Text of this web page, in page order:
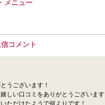
メニュー
コメント
うございます！
しい口コミをありがとうございます
ただけたようで何よりです！